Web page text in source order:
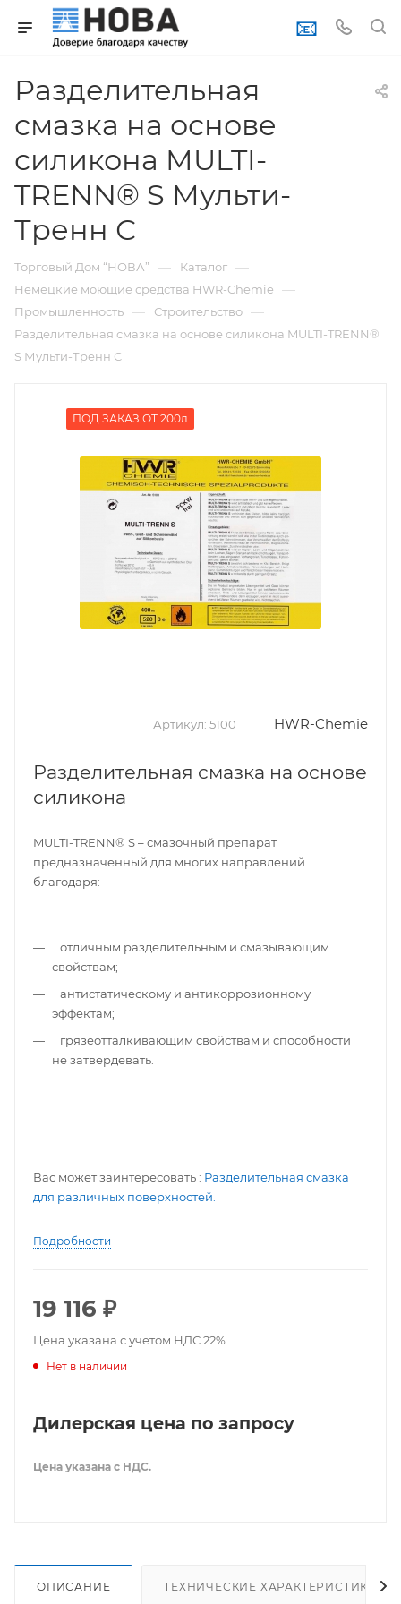
📧
Разделительная
смазка на основе
силикона MULTI-
TRENN® S Мульти-
Тренн С
Торговый Дом “НОВА” — Каталог —
Немецкие моющие средства HWR-Chemie —
Промышленность — Строительство —
Разделительная смазка на основе силикона MULTI-TRENN®
S Мульти-Тренн С
ПОД ЗАКАЗ ОТ 200л
Артикул: 5100 HWR-Chemie
Разделительная смазка на основе
силикона
MULTI-TRENN® S – смазочный препарат
предназначенный для многих направлений
благодаря:
отличным разделительным и смазывающим
свойствам;
антистатическому и антикоррозионному
эффектам;
грязеотталкивающим свойствам и способности
не затвердевать.
Вас может заинтересовать : Разделительная смазка
для различных поверхностей.
Подробности
19 116 ₽
Цена указана с учетом НДС 22%
Нет в наличии
Дилерская цена по запросу
Цена указана с НДС.
ОПИСАНИЕ ТЕХНИЧЕСКИЕ ХАРАКТЕРИСТИКИ